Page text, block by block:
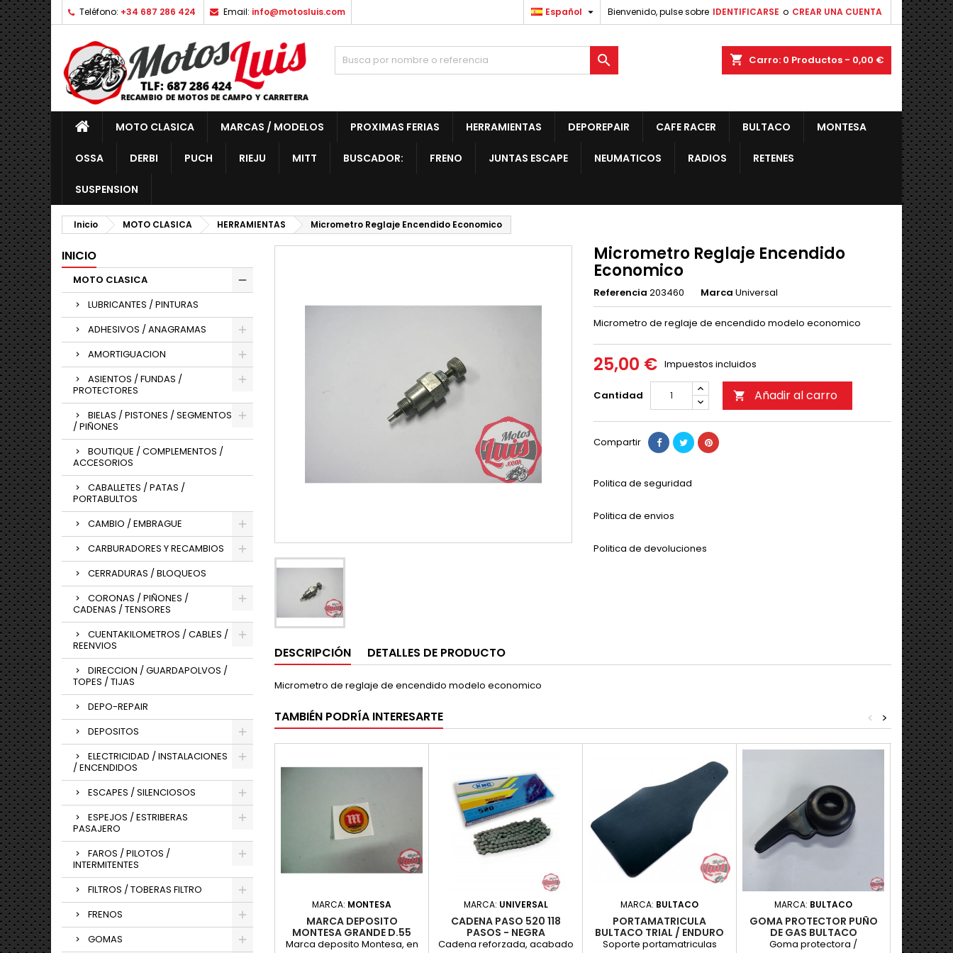
Teléfono: +34 687 286 424 Email: info@motosluis.com Bienvenido, pulse sobre IDENTIFICARSE o CREAR UNA CUENTA
Español 
shopping_cart Carro: 0 Productos - 0,00 €

MOTO CLASICA MARCAS / MODELOS PROXIMAS FERIAS HERRAMIENTAS DEPOREPAIR CAFE RACER BULTACO MONTESA
OSSA DERBI PUCH RIEJU MITT BUSCADOR: FRENO JUNTAS ESCAPE NEUMATICOS RADIOS RETENES
SUSPENSION
Inicio MOTO CLASICA HERRAMIENTAS Micrometro Reglaje Encendido Economico
INICIO
MOTO CLASICA
LUBRICANTES / PINTURAS
ADHESIVOS / ANAGRAMAS
AMORTIGUACION
ASIENTOS / FUNDAS /
PROTECTORES
BIELAS / PISTONES / SEGMENTOS
/ PIÑONES
BOUTIQUE / COMPLEMENTOS /
ACCESORIOS
CABALLETES / PATAS /
PORTABULTOS
CAMBIO / EMBRAGUE
CARBURADORES Y RECAMBIOS
CERRADURAS / BLOQUEOS
CORONAS / PIÑONES /
CADENAS / TENSORES
CUENTAKILOMETROS / CABLES /
REENVIOS
DIRECCION / GUARDAPOLVOS /
TOPES / TIJAS
DEPO-REPAIR
DEPOSITOS
ELECTRICIDAD / INSTALACIONES
/ ENCENDIDOS
ESCAPES / SILENCIOSOS
ESPEJOS / ESTRIBERAS
PASAJERO
FAROS / PILOTOS /
INTERMITENTES
FILTROS / TOBERAS FILTRO
FRENOS
GOMAS
Micrometro Reglaje Encendido
Economico
Referencia 203460 Marca Universal
Micrometro de reglaje de encendido modelo economico
25,00 € Impuestos incluidos
Cantidad  Añadir al carro
Compartir
Politica de seguridad
Politica de envios
Politica de devoluciones
DESCRIPCIÓN DETALLES DE PRODUCTO
Micrometro de reglaje de encendido modelo economico
TAMBIÉN PODRÍA INTERESARTE >
<
MARCA: MONTESA
MARCA DEPOSITO
MONTESA GRANDE D.55
Marca deposito Montesa, en
MARCA: UNIVERSAL
CADENA PASO 520 118
PASOS - NEGRA
Cadena reforzada, acabado
MARCA: BULTACO
PORTAMATRICULA
BULTACO TRIAL / ENDURO
Soporte portamatriculas
MARCA: BULTACO
GOMA PROTECTOR PUÑO
DE GAS BULTACO
Goma protectora /
GOMA
KM